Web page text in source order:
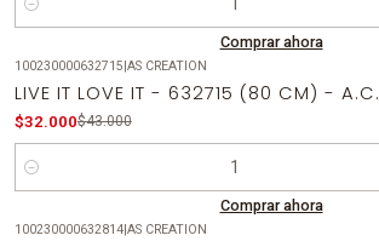
Cantidad
Comprar ahora
100230000632715|AS CREATION
LIVE IT LOVE IT - 632715 (80 CM) - A.C.
$32.000$43.000
Cantidad
Comprar ahora
100230000632814|AS CREATION